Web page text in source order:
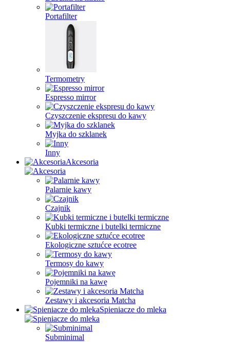
Portafilter
Termometry
Espresso mirror
Czyszczenie ekspresu do kawy
Myjka do szklanek
Inny
Akcesoria
Palarnie kawy
Czajnik
Kubki termiczne i butelki termiczne
Ekologiczne sztućce ecotree
Termosy do kawy
Pojemniki na kawę
Zestawy i akcesoria Matcha
Spieniacze do mleka
Subminimal